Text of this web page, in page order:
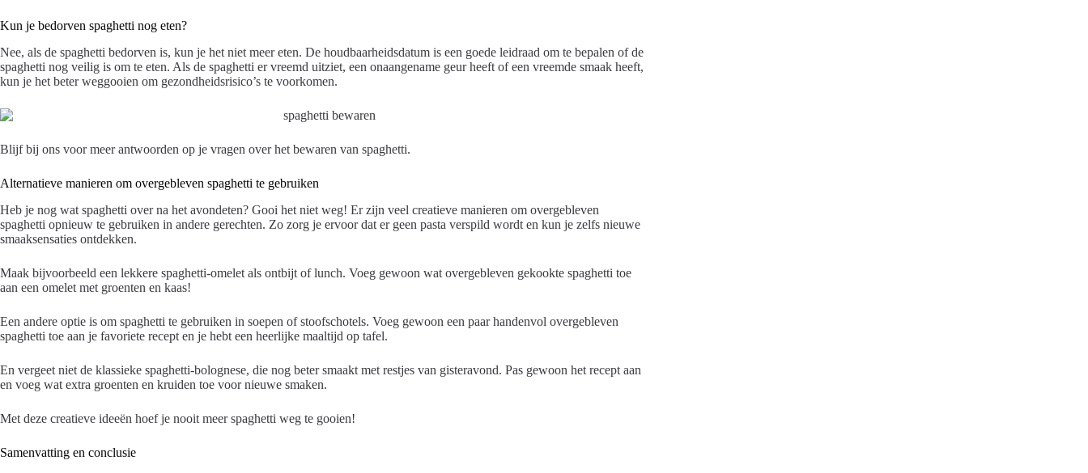
Kun je bedorven spaghetti nog eten?
Nee, als de spaghetti bedorven is, kun je het niet meer eten. De houdbaarheidsdatum is een goede leidraad om te bepalen of de
spaghetti nog veilig is om te eten. Als de spaghetti er vreemd uitziet, een onaangename geur heeft of een vreemde smaak heeft,
kun je het beter weggooien om gezondheidsrisico’s te voorkomen.
Blijf bij ons voor meer antwoorden op je vragen over het bewaren van spaghetti.
Alternatieve manieren om overgebleven spaghetti te gebruiken
Heb je nog wat spaghetti over na het avondeten? Gooi het niet weg! Er zijn veel creatieve manieren om overgebleven
spaghetti opnieuw te gebruiken in andere gerechten. Zo zorg je ervoor dat er geen pasta verspild wordt en kun je zelfs nieuwe
smaaksensaties ontdekken.
Maak bijvoorbeeld een lekkere spaghetti-omelet als ontbijt of lunch. Voeg gewoon wat overgebleven gekookte spaghetti toe
aan een omelet met groenten en kaas!
Een andere optie is om spaghetti te gebruiken in soepen of stoofschotels. Voeg gewoon een paar handenvol overgebleven
spaghetti toe aan je favoriete recept en je hebt een heerlijke maaltijd op tafel.
En vergeet niet de klassieke spaghetti-bolognese, die nog beter smaakt met restjes van gisteravond. Pas gewoon het recept aan
en voeg wat extra groenten en kruiden toe voor nieuwe smaken.
Met deze creatieve ideeën hoef je nooit meer spaghetti weg te gooien!
Samenvatting en conclusie